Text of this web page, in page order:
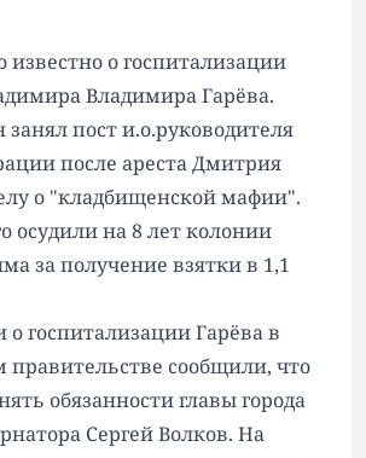
известно о госпитализации
Владимира Гарёва.
пост и.о.руководителя
после ареста Дмитрия
о "кладбищенской мафии".
осудили на 8 лет колонии
за получение взятки в 1,1
о госпитализации Гарёва в
правительстве сообщили, что
обязанности главы города
Сергей Волков. На